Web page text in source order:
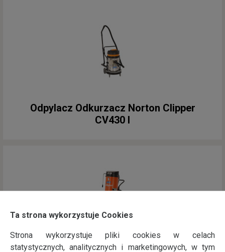
Odpylacz Odkurzacz Norton Clipper
CV430 I
Ta strona wykorzystuje Cookies
Strona wykorzystuje pliki cookies w celach
statystycznych, analitycznych i marketingowych, w tym